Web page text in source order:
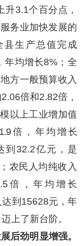
升3.1个百分点，
务业加快发展的
县生产总值完成
年均增长8% ；全
方一般预算收入
2.06倍和2.82倍，
模以上工业增加值
1.9倍 ， 年均增长
到 32.2亿元，是
农民人均纯收入
倍，年均增长
到 15628元，年
上了新台阶。
后劲明显增强。